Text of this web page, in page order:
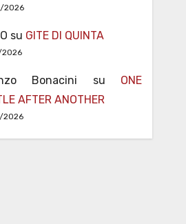
2026
su GITE DI QUINTA
Bonacini su ONE
AFTER ANOTHER